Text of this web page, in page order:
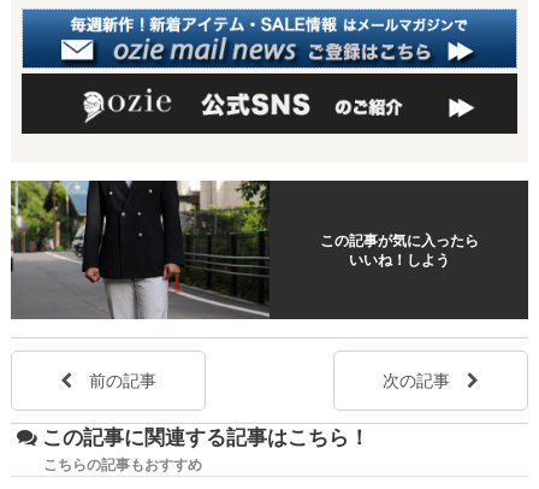
この記事が気に入ったら
いいね！しよう
前の記事 次の記事
この記事に関連する記事はこちら！
こちらの記事もおすすめ